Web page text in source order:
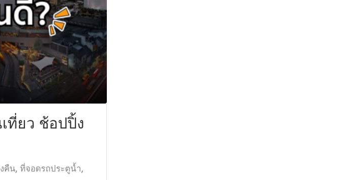
ที่ยว ช้อปปิ้ง
คืน, ที่จอดรถประตูน้ำ,